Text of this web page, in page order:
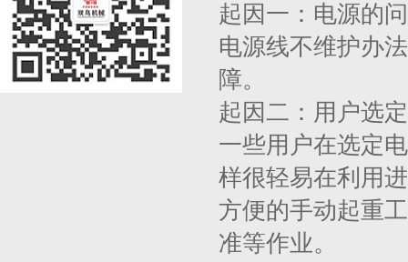
起因一：电源的
电源线不维护办
障。
起因二：用户选
一些用户在选定
样很轻易在利用
方便的手动起重
准等作业。